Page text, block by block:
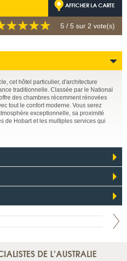
AFFICHER LA CARTE
5 / 5 sur 2 vote(s)
cet hôtel particulier, d'architecture
traditionnelle. Classée par le National
des chambres récemment rénovées
tout le confort moderne. Vous serez
exceptionnelle, sa proximité
de Hobart et les multiples services qui
DE L’AUSTRALIE